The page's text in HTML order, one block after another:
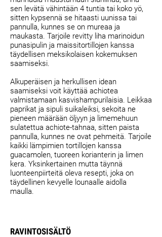
sen levätä vähintään 4 tuntia tai koko yö,
sitten kypsennä se hitaasti uunissa tai
pannulla, kunnes se on mureaa ja
maukasta. Tarjoile revitty liha marinoidun
punasipulin ja maissitortillojen kanssa
täydellisen meksikolaisen kokemuksen
saamiseksi.
Alkuperäisen ja herkullisen idean
saamiseksi voit käyttää achiotea
valmistamaan kasvishampurilaisia. Leikkaa
paprikat ja sipuli suikaleiksi, sekoita ne
pieneen määrään öljyyn ja limemehuun
sulatettua achiote-tahnaa, sitten paista
pannulla, kunnes ne ovat pehmeitä. Tarjoile
kaikki lämpimien tortillojen kanssa
guacamolen, tuoreen korianterin ja limen
kera. Yksinkertainen mutta täynnä
luonteenpiirteitä oleva resepti, joka on
täydellinen kevyelle lounaalle aidolla
maulla.
RAVINTOSISÄLTÖ